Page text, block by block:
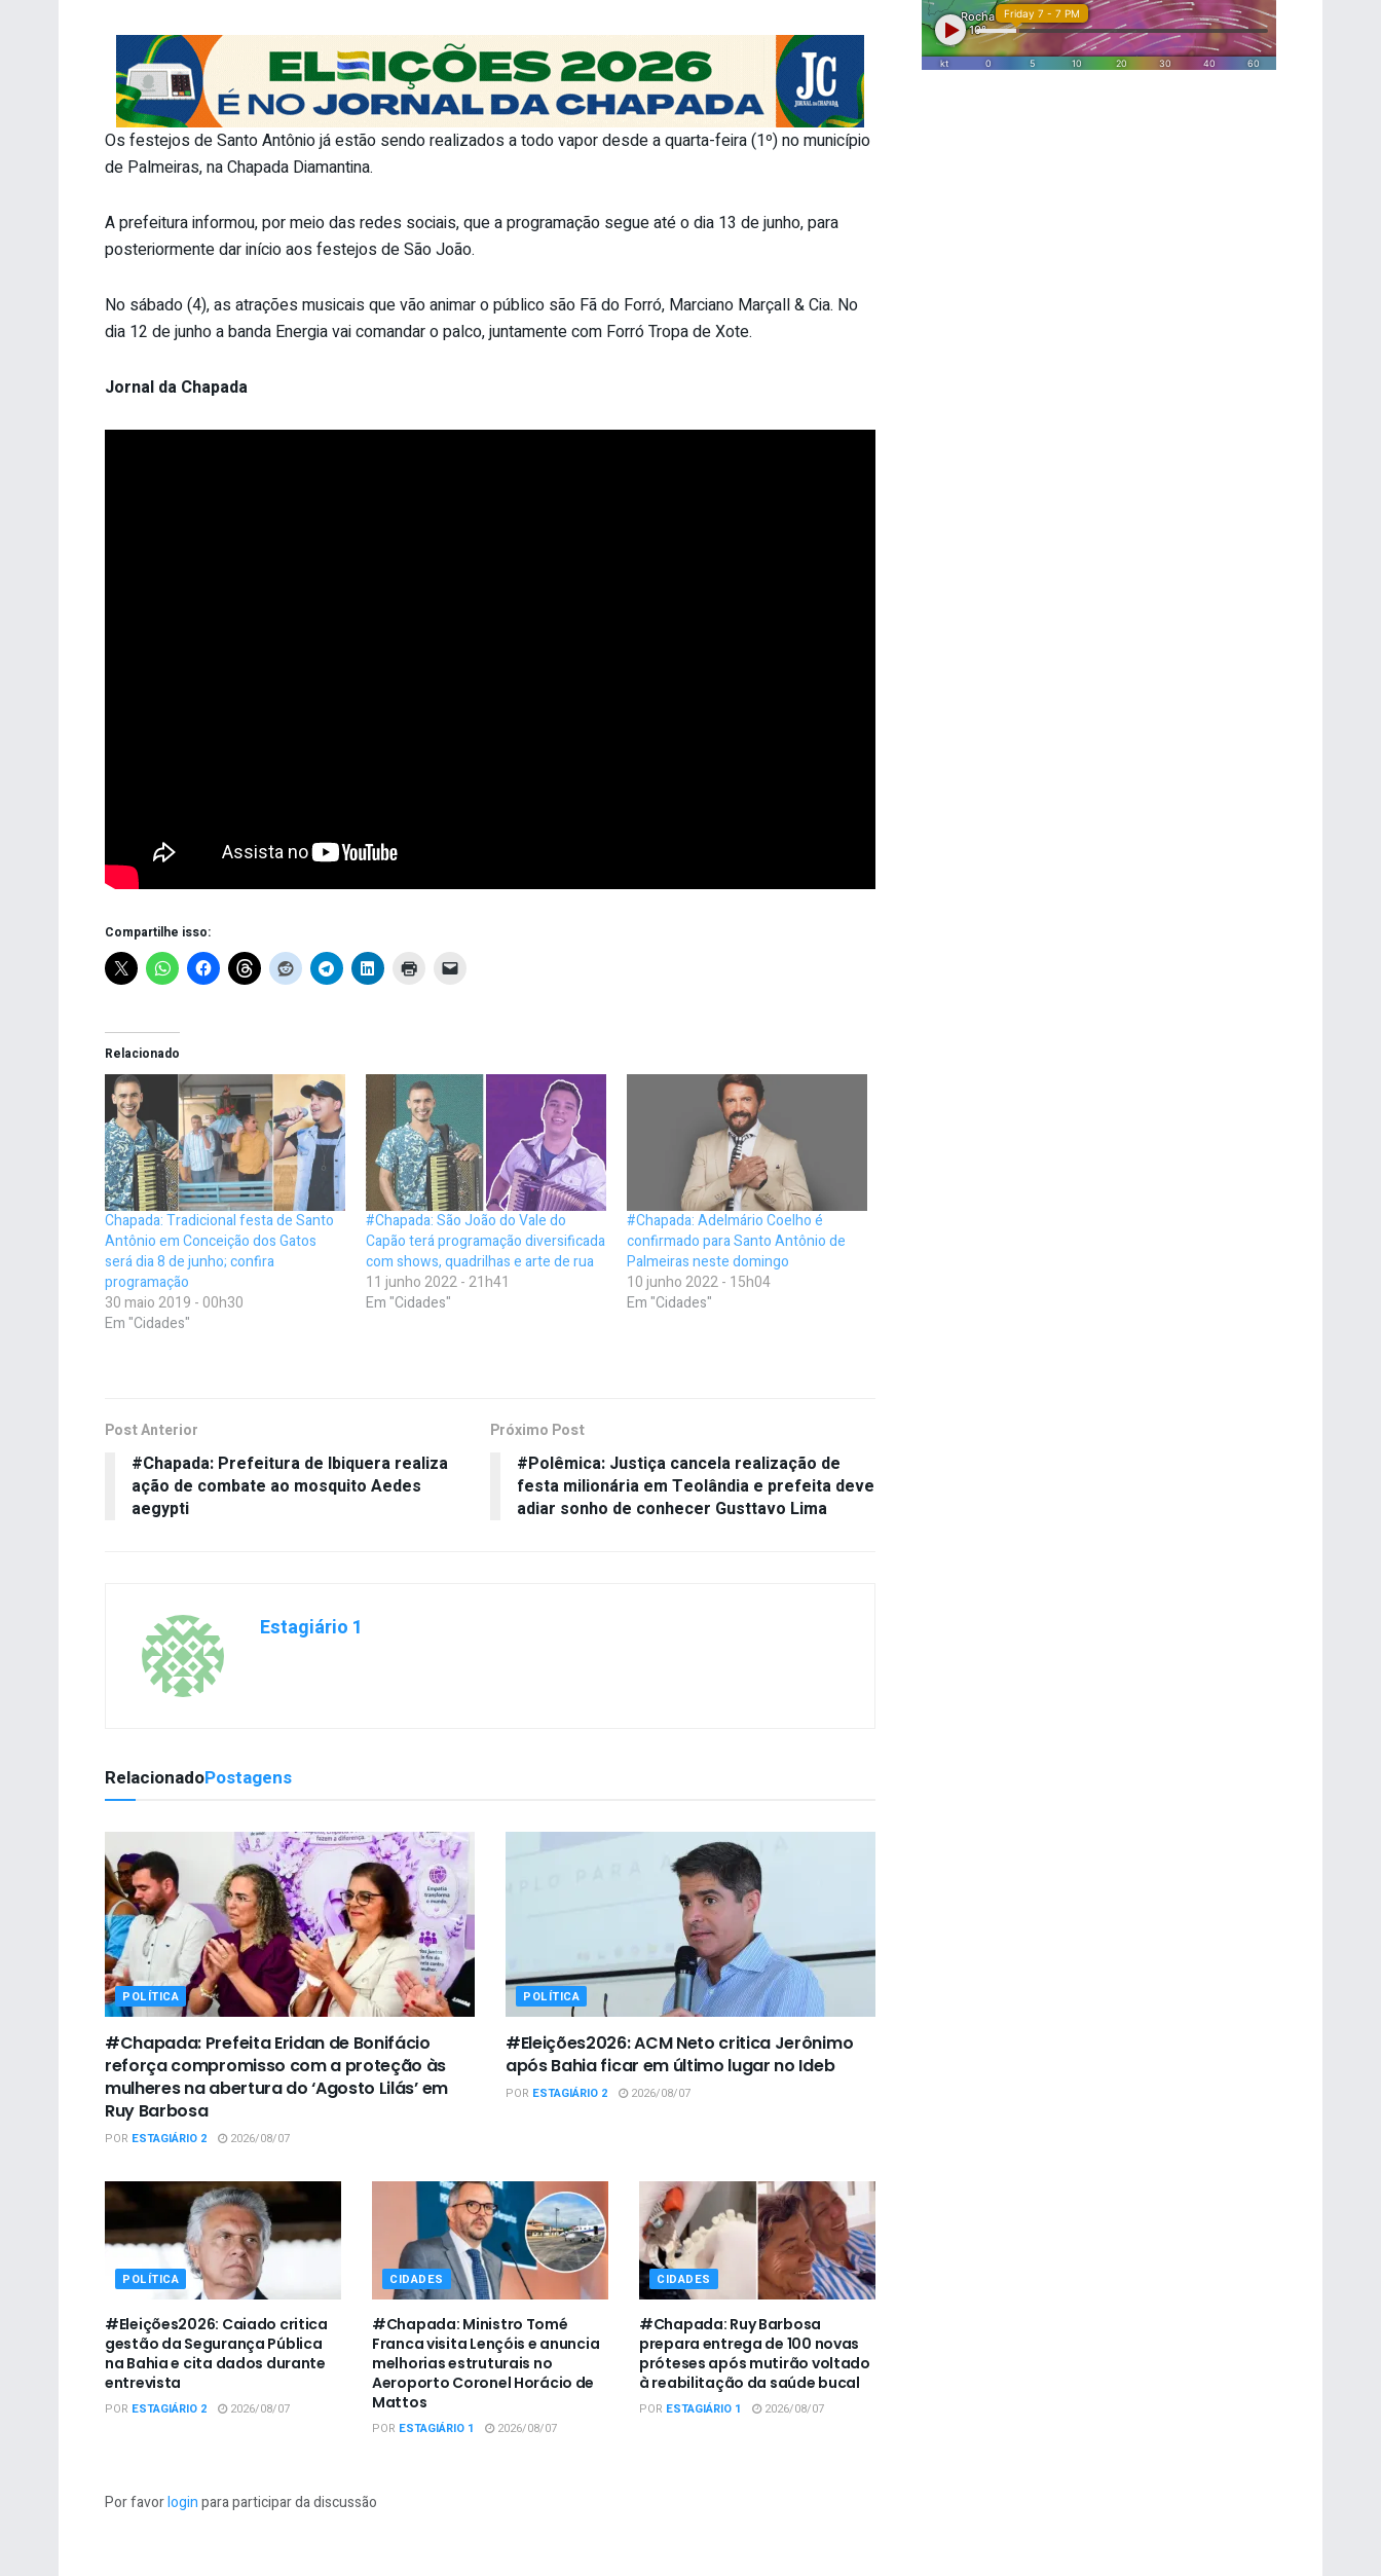
Os festejos de Santo Antônio já estão sendo realizados a todo vapor desde a quarta-feira (1º) no município
de Palmeiras, na Chapada Diamantina.
A prefeitura informou, por meio das redes sociais, que a programação segue até o dia 13 de junho, para
posteriormente dar início aos festejos de São João.
No sábado (4), as atrações musicais que vão animar o público são Fã do Forró, Marciano Marçall & Cia. No
dia 12 de junho a banda Energia vai comandar o palco, juntamente com Forró Tropa de Xote.
Jornal da Chapada
Compartilhe isso:
Relacionado
Chapada: Tradicional festa de Santo
Antônio em Conceição dos Gatos
será dia 8 de junho; confira
programação
30 maio 2019 - 00h30
Em "Cidades"
#Chapada: São João do Vale do
Capão terá programação diversificada
com shows, quadrilhas e arte de rua
11 junho 2022 - 21h41
Em "Cidades"
#Chapada: Adelmário Coelho é
confirmado para Santo Antônio de
Palmeiras neste domingo
10 junho 2022 - 15h04
Em "Cidades"
Post Anterior
#Chapada: Prefeitura de Ibiquera realiza
ação de combate ao mosquito Aedes
aegypti
Próximo Post
#Polêmica: Justiça cancela realização de
festa milionária em Teolândia e prefeita deve
adiar sonho de conhecer Gusttavo Lima
Estagiário 1
RelacionadoPostagens
POLÍTICA
#Chapada: Prefeita Eridan de Bonifácio
reforça compromisso com a proteção às
mulheres na abertura do ‘Agosto Lilás’ em
Ruy Barbosa
POR ESTAGIÁRIO 2 2026/08/07
POLÍTICA
#Eleições2026: ACM Neto critica Jerônimo
após Bahia ficar em último lugar no Ideb
POR ESTAGIÁRIO 2 2026/08/07
POLÍTICA
#Eleições2026: Caiado critica
gestão da Segurança Pública
na Bahia e cita dados durante
entrevista
POR ESTAGIÁRIO 2 2026/08/07
CIDADES
#Chapada: Ministro Tomé
Franca visita Lençóis e anuncia
melhorias estruturais no
Aeroporto Coronel Horácio de
Mattos
POR ESTAGIÁRIO 1 2026/08/07
CIDADES
#Chapada: Ruy Barbosa
prepara entrega de 100 novas
próteses após mutirão voltado
à reabilitação da saúde bucal
POR ESTAGIÁRIO 1 2026/08/07
Por favorloginpara participar da discussão